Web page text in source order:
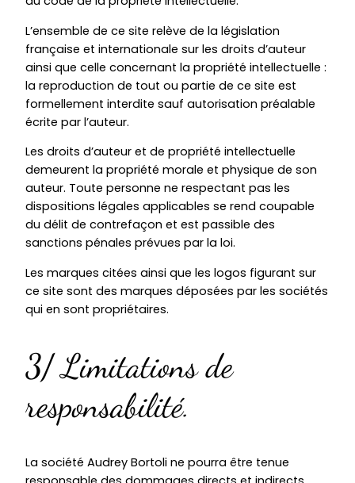
L’ensemble de ce site relève de la législation
française et internationale sur les droits d’auteur
ainsi que celle concernant la propriété intellectuelle :
la reproduction de tout ou partie de ce site est
formellement interdite sauf autorisation préalable
écrite par l’auteur.
Les droits d’auteur et de propriété intellectuelle
demeurent la propriété morale et physique de son
auteur. Toute personne ne respectant pas les
dispositions légales applicables se rend coupable
du délit de contrefaçon et est passible des
sanctions pénales prévues par la loi.
Les marques citées ainsi que les logos figurant sur
ce site sont des marques déposées par les sociétés
qui en sont propriétaires.
3/ Limitations de
responsabilité.
La société Audrey Bortoli ne pourra être tenue